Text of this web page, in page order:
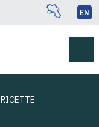
EN
RICETTE